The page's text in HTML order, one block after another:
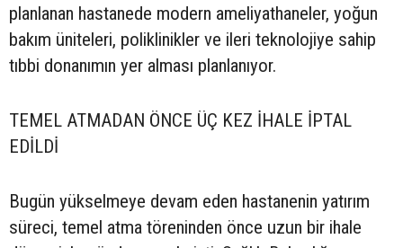
planlanan hastanede modern ameliyathaneler, yoğun
bakım üniteleri, poliklinikler ve ileri teknolojiye sahip
tıbbi donanımın yer alması planlanıyor.
TEMEL ATMADAN ÖNCE ÜÇ KEZ İHALE İPTAL
EDİLDİ
Bugün yükselmeye devam eden hastanenin yatırım
süreci, temel atma töreninden önce uzun bir ihale